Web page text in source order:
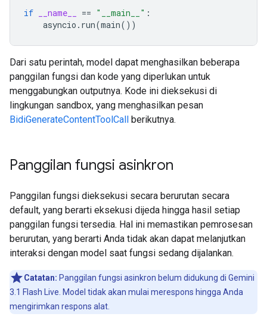
if __name__ == "__main__" :
asyncio . run(main())
Dari satu perintah, model dapat menghasilkan beberapa
panggilan fungsi dan kode yang diperlukan untuk
menggabungkan outputnya. Kode ini dieksekusi di
lingkungan sandbox, yang menghasilkan pesan
BidiGenerateContentToolCall berikutnya.
Panggilan fungsi asinkron
Panggilan fungsi dieksekusi secara berurutan secara
default, yang berarti eksekusi dijeda hingga hasil setiap
panggilan fungsi tersedia. Hal ini memastikan pemrosesan
berurutan, yang berarti Anda tidak akan dapat melanjutkan
interaksi dengan model saat fungsi sedang dijalankan.
Catatan: Panggilan fungsi asinkron belum didukung di Gemini
3.1 Flash Live. Model tidak akan mulai merespons hingga Anda
mengirimkan respons alat.